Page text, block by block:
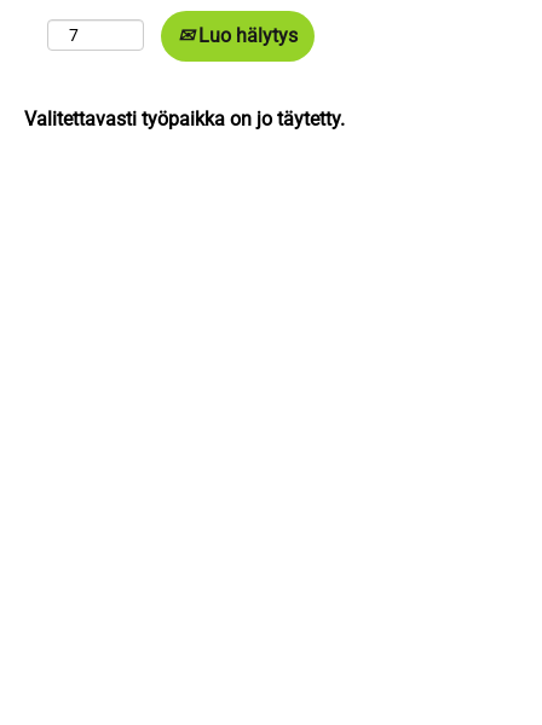
Luo hälytys
Valitettavasti työpaikka on jo täytetty.